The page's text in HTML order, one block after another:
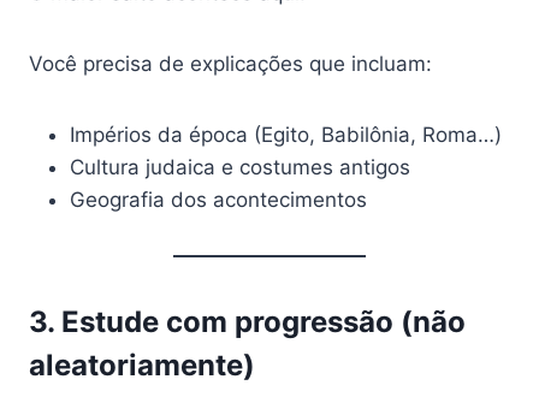
Você precisa de explicações que incluam:
Impérios da época (Egito, Babilônia, Roma…)
Cultura judaica e costumes antigos
Geografia dos acontecimentos
3. Estude com progressão (não
aleatoriamente)